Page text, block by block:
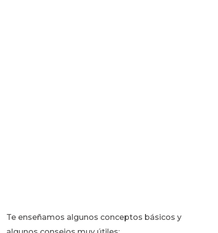
Te enseñamos algunos conceptos básicos y